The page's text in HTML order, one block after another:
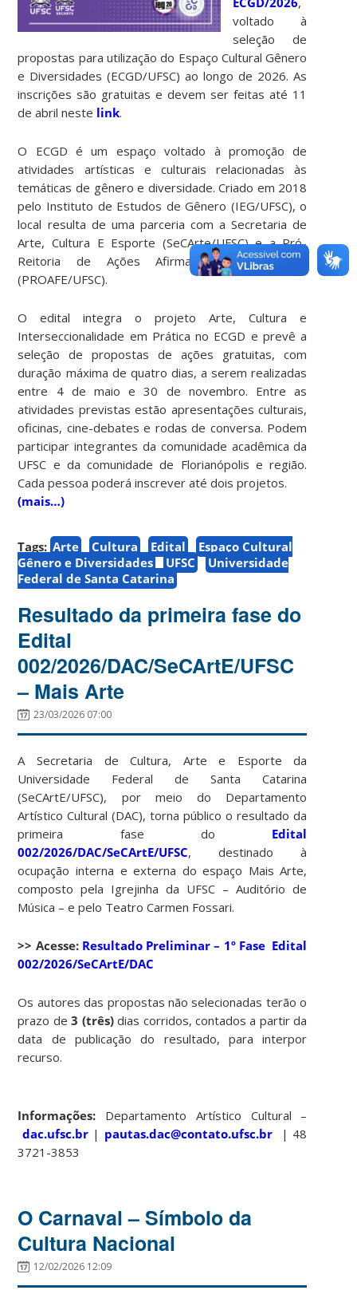
voltado à
seleção de
propostas para utilização do Espaço Cultural Gênero
e Diversidades (ECGD/UFSC) ao longo de 2026. As
inscrições são gratuitas e devem ser feitas até 11
de abril neste link.
O ECGD é um espaço voltado à promoção de
atividades artísticas e culturais relacionadas às
temáticas de gênero e diversidade. Criado em 2018
pelo Instituto de Estudos de Gênero (IEG/UFSC), o
local resulta de uma parceria com a Secretaria de
Arte, Cultura E Esporte (SeCArte/UFSC) e a Pró-
Reitoria de Ações Afirmativas e Equidade
(PROAFE/UFSC).
O edital integra o projeto Arte, Cultura e
Interseccionalidade em Prática no ECGD e prevê a
seleção de propostas de ações gratuitas, com
duração máxima de quatro dias, a serem realizadas
entre 4 de maio e 30 de novembro. Entre as
atividades previstas estão apresentações culturais,
oficinas, cine-debates e rodas de conversa. Podem
participar integrantes da comunidade acadêmica da
UFSC e da comunidade de Florianópolis e região.
Cada pessoa poderá inscrever até dois projetos.
(mais…)
Tags: Arte Cultura Edital
Espaço Cultural
Gênero e Diversidades
UFSC
Universidade
Federal de Santa Catarina
Resultado da primeira fase do
Edital
002/2026/DAC/SeCArtE/UFSC
– Mais Arte
23/03/2026 07:00
A Secretaria de Cultura, Arte e Esporte da
Universidade Federal de Santa Catarina
(SeCArtE/UFSC), por meio do Departamento
Artístico Cultural (DAC), torna público o resultado da
primeira fase do Edital
002/2026/DAC/SeCArtE/UFSC, destinado à
ocupação interna e externa do espaço Mais Arte,
composto pela Igrejinha da UFSC – Auditório de
Música – e pelo Teatro Carmen Fossari.
>> Acesse: Resultado Preliminar – 1º Fase Edital
002/2026/SeCArtE/DAC
Os autores das propostas não selecionadas terão o
prazo de3 (três)dias corridos, contados a partir da
data de publicação do resultado, para interpor
recurso.
Informações: Departamento Artístico Cultural –
dac.ufsc.br| pautas.dac@contato.ufsc.br| 48
3721-3853
O Carnaval – Símbolo da
Cultura Nacional
12/02/2026 12:09